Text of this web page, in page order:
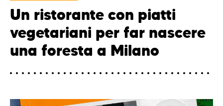
Un ristorante con piatti
vegetariani per far nascere
una foresta a Milano